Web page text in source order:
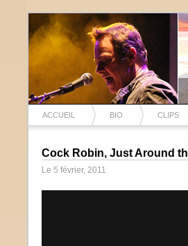
ACCUEIL BIO CLIPS
Cock Robin, Just Around
Le 5 février, 2011